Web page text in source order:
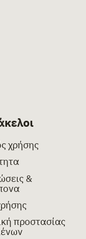
χρήσης
&
προστασίας